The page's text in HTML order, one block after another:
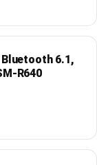
Bluetooth 6.1,
R640